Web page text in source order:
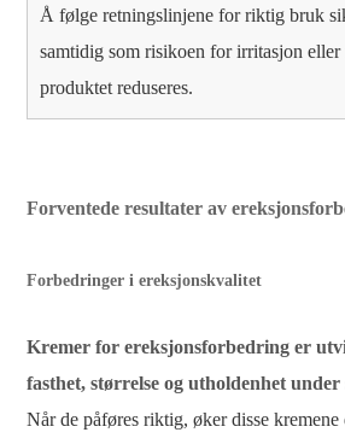
Å følge retningslinjene for riktig bruk
samtidig som risikoen for irritasjon
produktet reduseres.
Forventede resultater av
Forbedringer i ereksjonskvalitet
Kremer for ereksjonsforbedring er
fasthet, størrelse og utholdenhet
Når de påføres riktig, øker disse kremene